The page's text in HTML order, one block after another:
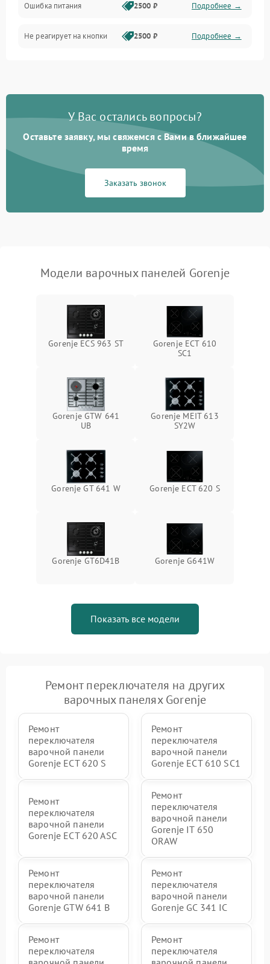
Ошибка питания 2500 ₽ Подробнее →
Не реагирует на кнопки 2500 ₽ Подробнее →
У Вас остались вопросы?
Оставьте заявку, мы свяжемся с Вами в ближайшее
время
Заказать звонок
Модели варочных панелей Gorenje
Gorenje ECS 963 ST
Gorenje ECT 610
SC1
Gorenje GTW 641
UB
Gorenje MEIT 613
SY2W
Gorenje GT 641 W Gorenje ECT 620 S
Gorenje GT6D41B Gorenje G641W
Показать все модели
Ремонт переключателя на других
варочных панелях Gorenje
Ремонт
переключателя
варочной панели
Gorenje ECT 620 S
Ремонт
переключателя
варочной панели
Gorenje ECT 610 SC1
Ремонт
переключателя
варочной панели
Gorenje ECT 620 ASC
Ремонт
переключателя
варочной панели
Gorenje IT 650
ORAW
Ремонт
переключателя
варочной панели
Gorenje GTW 641 B
Ремонт
переключателя
варочной панели
Gorenje GC 341 IC
Ремонт
переключателя
Ремонт
переключателя